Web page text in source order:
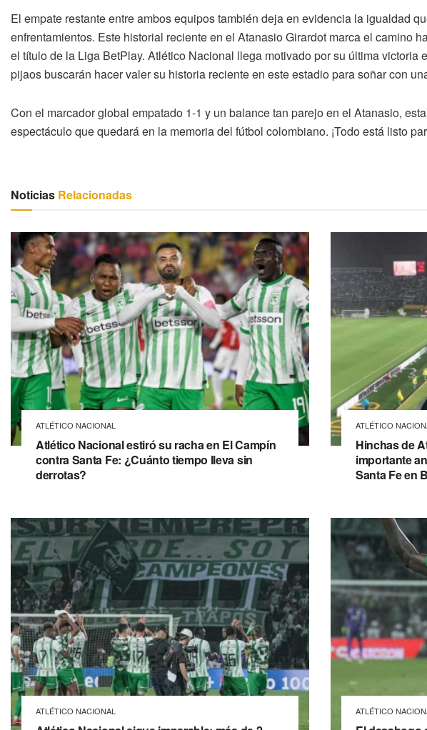
El empate restante entre ambos equipos también deja en evidencia la igualdad
enfrentamientos. Este historial reciente en el Atanasio Girardot marca el camino
el título de la Liga BetPlay. Atlético Nacional llega motivado por su última victoria
pijaos buscarán hacer valer su historia reciente en este estadio para soñar con
Con el marcador global empatado 1-1 y un balance tan parejo en el Atanasio,
espectáculo que quedará en la memoria del fútbol colombiano. ¡Todo está listo
Noticias Relacionadas
ATLÉTICO NACIONAL
Atlético Nacional estiró su racha en El Campín
contra Santa Fe: ¿Cuánto tiempo lleva sin
derrotas?
ATLÉTICO
Hinchas de
importante
Santa Fe en
ATLÉTICO NACIONAL ATLÉTICO